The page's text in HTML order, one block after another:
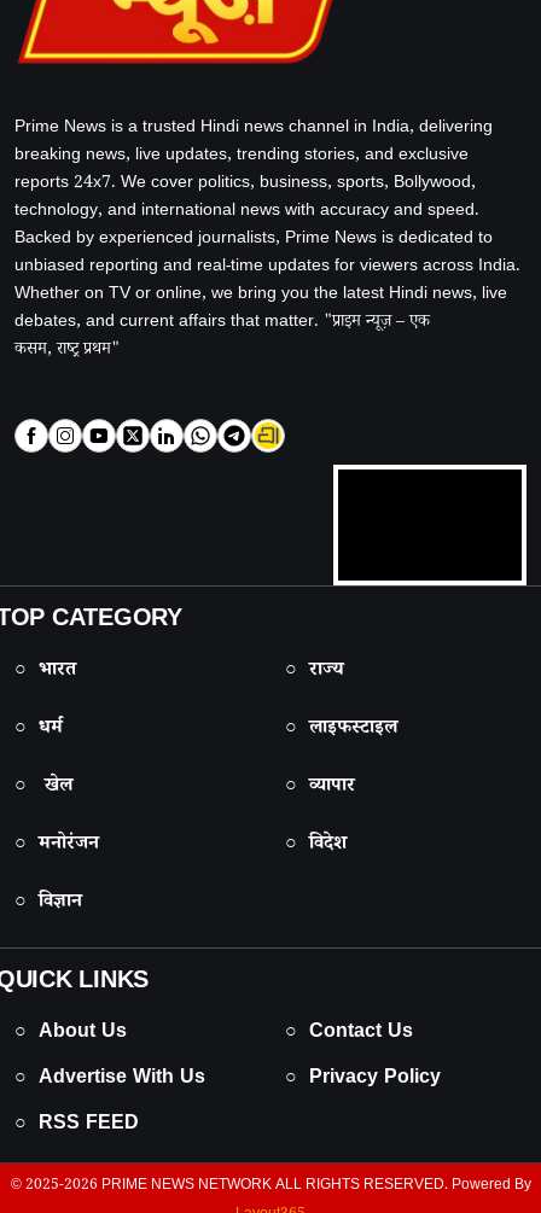
Prime News is a trusted Hindi news channel in India, delivering
breaking news, live updates, trending stories, and exclusive
reports 24x7. We cover politics, business, sports, Bollywood,
technology, and international news with accuracy and speed.
Backed by experienced journalists, Prime News is dedicated to
unbiased reporting and real-time updates for viewers across India.
Whether on TV or online, we bring you the latest Hindi news, live
debates, and current affairs that matter. "प्राइम न्यूज़ – एक
कसम, राष्ट्र प्रथम"
CATEGORY
○ भारत
○ राज्य
○ धर्म
○ लाइफस्टाइल
○ खेल
○ व्यापार
○ मनोरंजन
○ विदेश
○ विज्ञान
LINKS
○ About Us
○ Contact Us
○ Advertise With Us
○ Privacy Policy
○ RSS FEED
© 2025-2026 PRIME NEWS NETWORKALL RIGHTS RESERVED. Powered By